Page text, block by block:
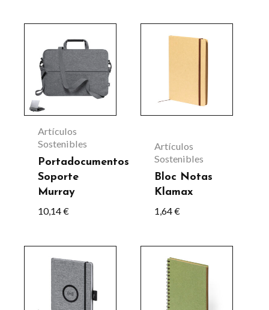
Artículos
Sostenibles
Portadocumentos
Soporte
Murray
10,14€
producto
tiene
múltiples
variantes.
opciones
se
pueden
elegir
en
página
producto
Artículos
Sostenibles
Bloc Notas
Klamax
1,64€
Este
producto
tiene
Este
producto
tiene